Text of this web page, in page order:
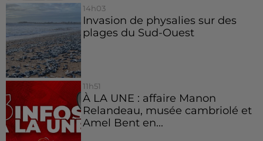
14h03
Invasion de physalies sur des
plages du Sud-Ouest
11h51
À LA UNE : affaire Manon
Relandeau, musée cambriolé et
Amel Bent en...